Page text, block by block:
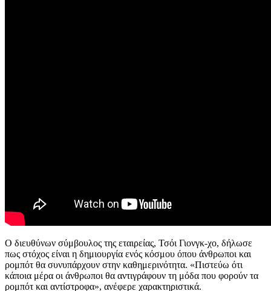
Ο διευθύνων σύμβουλος της εταιρείας, Τσόι Γιονγκ-χο, δήλωσε
πως στόχος είναι η δημιουργία ενός κόσμου όπου άνθρωποι και
ρομπότ θα συνυπάρχουν στην καθημερινότητα. «Πιστεύω ότι
κάποια μέρα οι άνθρωποι θα αντιγράφουν τη μόδα που φορούν τα
ρομπότ και αντίστροφα», ανέφερε χαρακτηριστικά.